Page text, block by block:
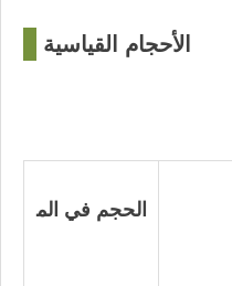
الأحجام القياسية
الحجم في الم